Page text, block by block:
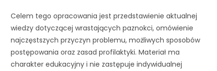
Celem tego opracowania jest przedstawienie aktualnej
wiedzy dotyczącej wrastających paznokci, omówienie
najczęstszych przyczyn problemu, możliwych sposobów
postępowania oraz zasad profilaktyki. Materiał ma
charakter edukacyjny i nie zastępuje indywidualnej